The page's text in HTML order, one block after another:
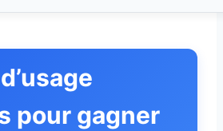
pour gagner